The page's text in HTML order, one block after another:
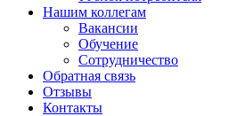
Нашим коллегам
Вакансии
Обучение
Сотрудничество
Обратная связь
Отзывы
Контакты